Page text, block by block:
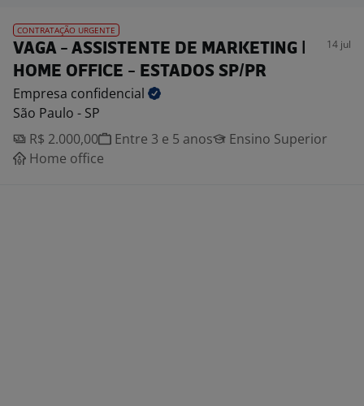
CONTRATAÇÃO URGENTE
VAGA - ASSISTENTE DE MARKETING |
HOME OFFICE - ESTADOS SP/PR
14 jul
Empresa confidencial
São Paulo - SP
R$ 2.000,00
Entre 3 e 5 anos
Ensino Superior
Home office